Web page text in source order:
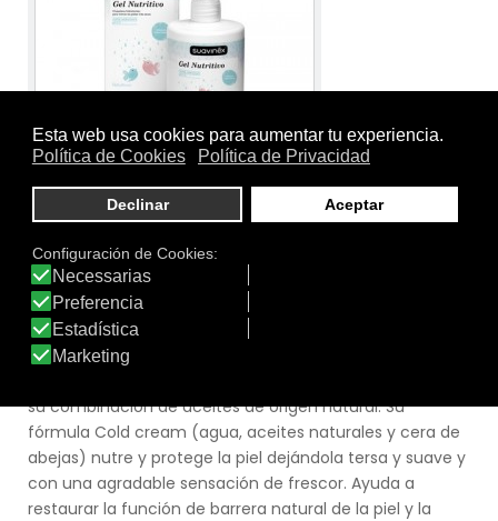
Tamaño:400 ml.
Marca:Suavinex
Línea:Línea Pediátrica
GEL NUTRITIVO
su combinación de aceites de origen natural. Su
fórmula Cold cream (agua, aceites naturales y cera de
abejas) nutre y protege la piel dejándola tersa y suave y
con una agradable sensación de frescor. Ayuda a
restaurar la función de barrera natural de la piel y la